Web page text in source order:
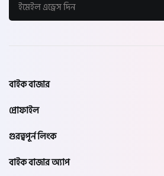
বাইক বাজার
প্রোফাইল
গুরত্বপূর্ন লিংক
বাইক বাজার অ্যাপ